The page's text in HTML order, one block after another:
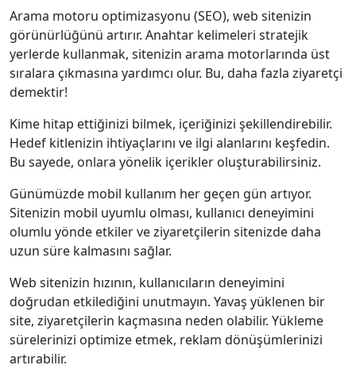
Arama motoru optimizasyonu (SEO), web sitenizin
görünürlüğünü artırır. Anahtar kelimeleri stratejik
yerlerde kullanmak, sitenizin arama motorlarında üst
sıralara çıkmasına yardımcı olur. Bu, daha fazla ziyaretçi
demektir!
Kime hitap ettiğinizi bilmek, içeriğinizi şekillendirebilir.
Hedef kitlenizin ihtiyaçlarını ve ilgi alanlarını keşfedin.
Bu sayede, onlara yönelik içerikler oluşturabilirsiniz.
Günümüzde mobil kullanım her geçen gün artıyor.
Sitenizin mobil uyumlu olması, kullanıcı deneyimini
olumlu yönde etkiler ve ziyaretçilerin sitenizde daha
uzun süre kalmasını sağlar.
Web sitenizin hızının, kullanıcıların deneyimini
doğrudan etkilediğini unutmayın. Yavaş yüklenen bir
site, ziyaretçilerin kaçmasına neden olabilir. Yükleme
sürelerinizi optimize etmek, reklam dönüşümlerinizi
artırabilir.